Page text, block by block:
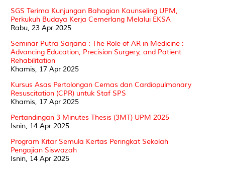
SGS Terima Kunjungan Bahagian Kaunseling UPM,
Perkukuh Budaya Kerja Cemerlang Melalui EKSA
Rabu, 23 Apr 2025
Seminar Putra Sarjana : The Role of AR in Medicine :
Advancing Education, Precision Surgery, and Patient
Rehabilitation
Khamis, 17 Apr 2025
Kursus Asas Pertolongan Cemas dan Cardiopulmonary
Resuscitation (CPR) untuk Staf SPS
Khamis, 17 Apr 2025
Pertandingan 3 Minutes Thesis (3MT) UPM 2025
Isnin, 14 Apr 2025
Program Kitar Semula Kertas Peringkat Sekolah
Pengajian Siswazah
Isnin, 14 Apr 2025